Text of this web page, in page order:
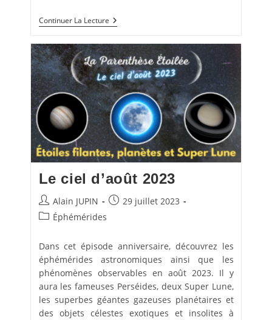
Continuer La LectureLe
Ciel
Septembre
2023
Le ciel d’août 2023
Auteur/autrice
de
Alain JUPIN
Publication
29 juillet 2023
PostÉphémérides
Dans cet épisode anniversaire, découvrez les
éphémérides astronomiques ainsi que les
phénomènes observables en août 2023. Il y
aura les fameuses Perséides, deux Super Lune,
les superbes géantes gazeuses planétaires et
des objets célestes exotiques et insolites à